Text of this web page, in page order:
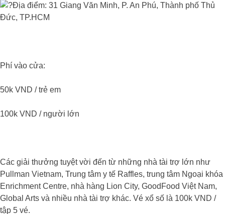
Địa điểm: 31 Giang Văn Minh, P. An Phú, Thành phố Thủ
Đức, TP.HCM
Phí vào cửa:
50k VND / trẻ em
100k VND / người lớn
Các giải thưởng tuyệt vời đến từ những nhà tài trợ lớn như
Pullman Vietnam, Trung tâm y tế Raffles, trung tâm Ngoại khóa
Enrichment Centre, nhà hàng Lion City, GoodFood Việt Nam,
Global Arts và nhiều nhà tài trợ khác. Vé xổ số là 100k VND /
tập 5 vé.